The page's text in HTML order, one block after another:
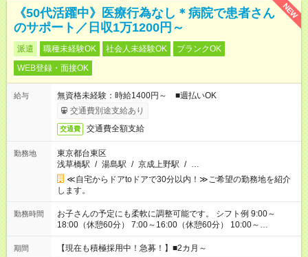
NEW
《50代活躍中》医療行為なし＊病院で患者さん
のサポート／日収1万1200円～
派遣 職種未経験OK 社会人未経験OK
ブランクOK
WEB登録・面接OK
給与
無資格未経験：時給1400円～ ■週払いOK
交通費別途支給あり
交通費 交通費全額支給
勤務地
東京都台東区
浅草橋駅 / 湯島駅 / 京成上野駅 / …
≪自宅からドアtoドアで30分以内！≫ご希望の勤務地を紹介
します。
勤務時間
お子さんの予定にも柔軟に調整可能です。 シフト例 9:00～
18:00（休憩60分） 7:00～16:00（休憩60分） 10:00～
19:00（休憩60分） ※Wワーク希望の方へ 今ご覧のお仕事で希
望する勤務時間と、もう1つのお仕事の勤務時間の合計が 週40
期間 【現在も積極採用中！急募！】■2カ月～